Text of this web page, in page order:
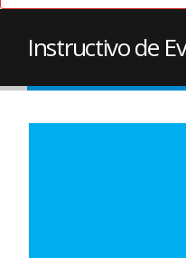
Instructivo de